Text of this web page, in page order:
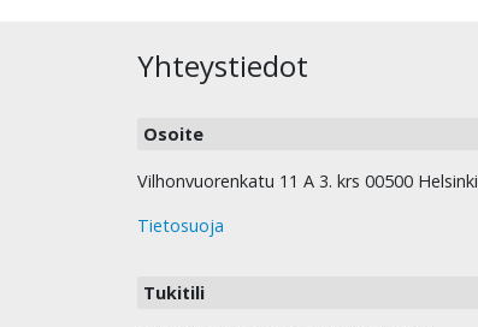
Yhteystiedot
Osoite
Vilhonvuorenkatu 11 A 3. krs 00500 Helsinki
Tietosuoja
Tukitili